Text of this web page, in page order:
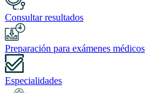
Consultar resultados
Preparación para exámenes médicos
Especialidades